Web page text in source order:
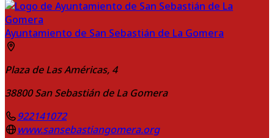
Ayuntamiento de San Sebastián de La Gomera
Plaza de Las Américas, 4
38800 San Sebastián de La Gomera
922141072
www.sansebastiangomera.org